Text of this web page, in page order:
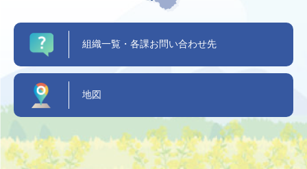
組織一覧・各課お問い合わせ先
地図